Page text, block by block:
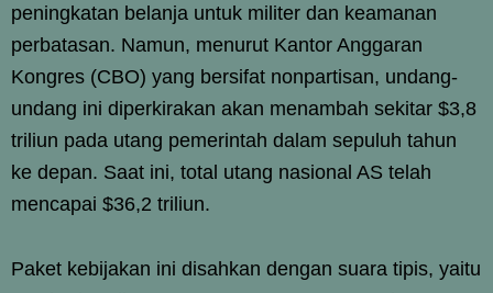
peningkatan belanja untuk militer dan keamanan
perbatasan. Namun, menurut Kantor Anggaran
Kongres (CBO) yang bersifat nonpartisan, undang-
undang ini diperkirakan akan menambah sekitar $3,8
triliun pada utang pemerintah dalam sepuluh tahun
ke depan. Saat ini, total utang nasional AS telah
mencapai $36,2 triliun.
Paket kebijakan ini disahkan dengan suara tipis, yaitu